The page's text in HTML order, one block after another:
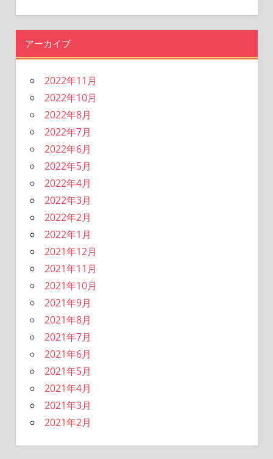
アーカイブ
2022年11月
2022年10月
2022年8月
2022年7月
2022年6月
2022年5月
2022年4月
2022年3月
2022年2月
2022年1月
2021年12月
2021年11月
2021年10月
2021年9月
2021年8月
2021年7月
2021年6月
2021年5月
2021年4月
2021年3月
2021年2月